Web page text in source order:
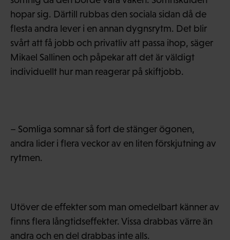
hopar sig. Därtill rubbas den sociala sidan då de
flesta andra lever i en annan dygnsrytm. Det blir
svårt att få jobb och privatliv att passa ihop, säger
Mikael Sallinen och påpekar att det är väldigt
individuellt hur man reagerar på skiftjobb.
– Somliga somnar så fort de stänger ögonen,
andra lider i flera veckor av en liten förskjutning av
rytmen.
Utöver de effekter som man omedelbart känner av
finns flera långtidseffekter. Vissa drabbas värre än
andra och en del drabbas inte alls.